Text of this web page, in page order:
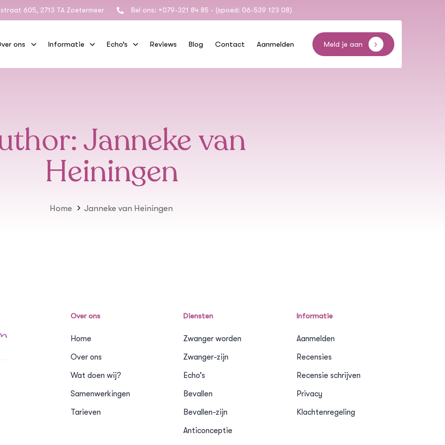
605, 2713 TA Zoetermeer Bel ons: +079-321 84 85 - (spoed: 06-539 123 08)
ons Informatie Echo’s Reviews Blog Contact Aanmelden Meld je aan
Janneke van
Heiningen
Home Janneke van Heiningen
Over ons
Home
Over ons
Wat doen wij?
Samenwerkingen
Tarieven
Diensten
Zwanger worden
Zwanger-zijn
Echo’s
Bevallen
Bevallen-zijn
Anticonceptie
Informatie
Aanmelden
Recensies
Recensie schrijven
Privacy
Klachtenregeling